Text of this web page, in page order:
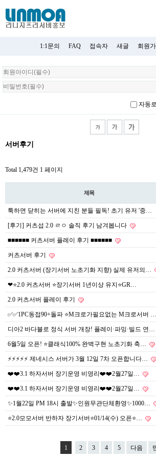
1:1문의 FAQ 접속자 새글 회원
회
원
로
자동
서버후기
Total 1,479건 1 페이지
제목
툭하면 닫히는 서버에 지친 분들 필독! 초기 유저 '중…
[후기] 커츠섭 2.0 ㄹㅇ 솔직 후기 남겨봅니다
■■■■■■ 커츠서버 플레이 후기 ■■■■■■
커츠서버 후기
2.0 커츠서버 (장기서버 노초기화 지향) 실제 유저의…
❤⭐️2.0 커츠서버 ⭐️장기서버 1년이상 유지⭐️GR…
2.0 커츠서버 플레이 후기
✅✅1PC동접90+돌파 ⭐M크로가필요없는 M크로서버 …
디아2 바다블로 정식 서버 개장! 플레이·파밍·빌드 연…
6월5일 오픈! ⭐️클래식100% 완벽구현 노초기화 축…
⚡⚡⚡⚡⚡ 제네시스 서버가 3월 12일 7차 오픈합니다…
❤️❤️3.1 하자서버 장기운영 비영리❤️❤️2월27일…
❤️❤️3.1 하자서버 장기운영 비영리❤️❤️2월27일…
✨1월22일 PM 18시 출발✨인원무관단체환영✨1000…
⭐2.0모모서버 반하자 장기서버⭐01/14(수) 오픈⭐…
1 2 3 4 5 다음